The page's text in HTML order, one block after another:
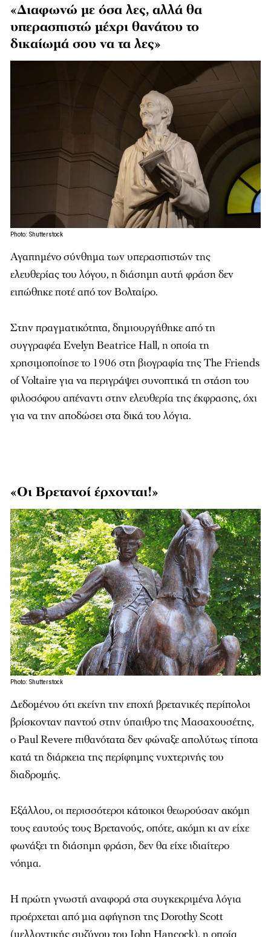
«Διαφωνώ με όσα λες, αλλά θα
υπερασπιστώ μέχρι θανάτου το
δικαίωμά σου να τα λες»
Photo: Shutterstock
Αγαπημένο σύνθημα των υπερασπιστών της
ελευθερίας του λόγου, η διάσημη αυτή φράση δεν
ειπώθηκε ποτέ από τον Βολταίρο.
Στην πραγματικότητα, δημιουργήθηκε από τη
συγγραφέα Evelyn Beatrice Hall, η οποία τη
χρησιμοποίησε το 1906 στη βιογραφία της The Friends
of Voltaire για να περιγράψει συνοπτικά τη στάση του
φιλοσόφου απέναντι στην ελευθερία της έκφρασης, όχι
για να την αποδώσει στα δικά του λόγια.
«Οι Βρετανοί έρχονται!»
Photo: Shutterstock
Δεδομένου ότι εκείνη την εποχή βρετανικές περίπολοι
βρίσκονταν παντού στην ύπαιθρο της Μασαχουσέτης,
ο Paul Revere πιθανότατα δεν φώναξε απολύτως τίποτα
κατά τη διάρκεια της περίφημης νυχτερινής του
διαδρομής.
Εξάλλου, οι περισσότεροι κάτοικοι θεωρούσαν ακόμη
τους εαυτούς τους Βρετανούς, οπότε, ακόμη κι αν είχε
φωνάξει τη διάσημη φράση, δεν θα είχε ιδιαίτερο
νόημα.
Η πρώτη γνωστή αναφορά στα συγκεκριμένα λόγια
προέρχεται από μια αφήγηση της Dorothy Scott